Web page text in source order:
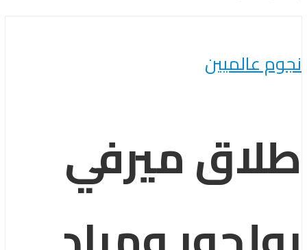
نجوم عالميين
طلاق ميرفي